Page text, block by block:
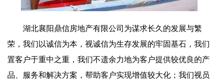
湖北襄阳鼎信房地产有限公司为谋求长久的发展与繁
荣，我们以诚信为本，视诚信为生存发展的牢固基石，我们
置客户于重中之重，我们不遗余力地为客户提供较优良的产
品、服务和解决方案，帮助客户实现增值较大化；我们视员